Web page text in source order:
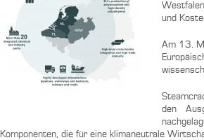
und
Am 13.
den
Komponenten, die für eine klimaneutrale